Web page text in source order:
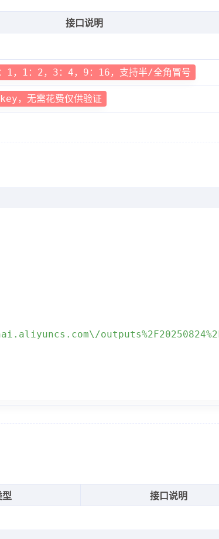
接口说明
1，1：2，3：4，9：16，支持半/全角冒号
，无需花费仅供验证
型 接口说明